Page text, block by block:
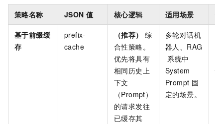
策略名称 JSON 值 核心逻辑 适用场景
基于前缀缓
存
prefix-
cache
（推荐）
综
合性策略。
优先将具有
相同历史上
下文
（Prompt）
的请求发往
已缓存其
多轮对话机
器人、RAG
系统中
System
Prompt 固
定的场景。